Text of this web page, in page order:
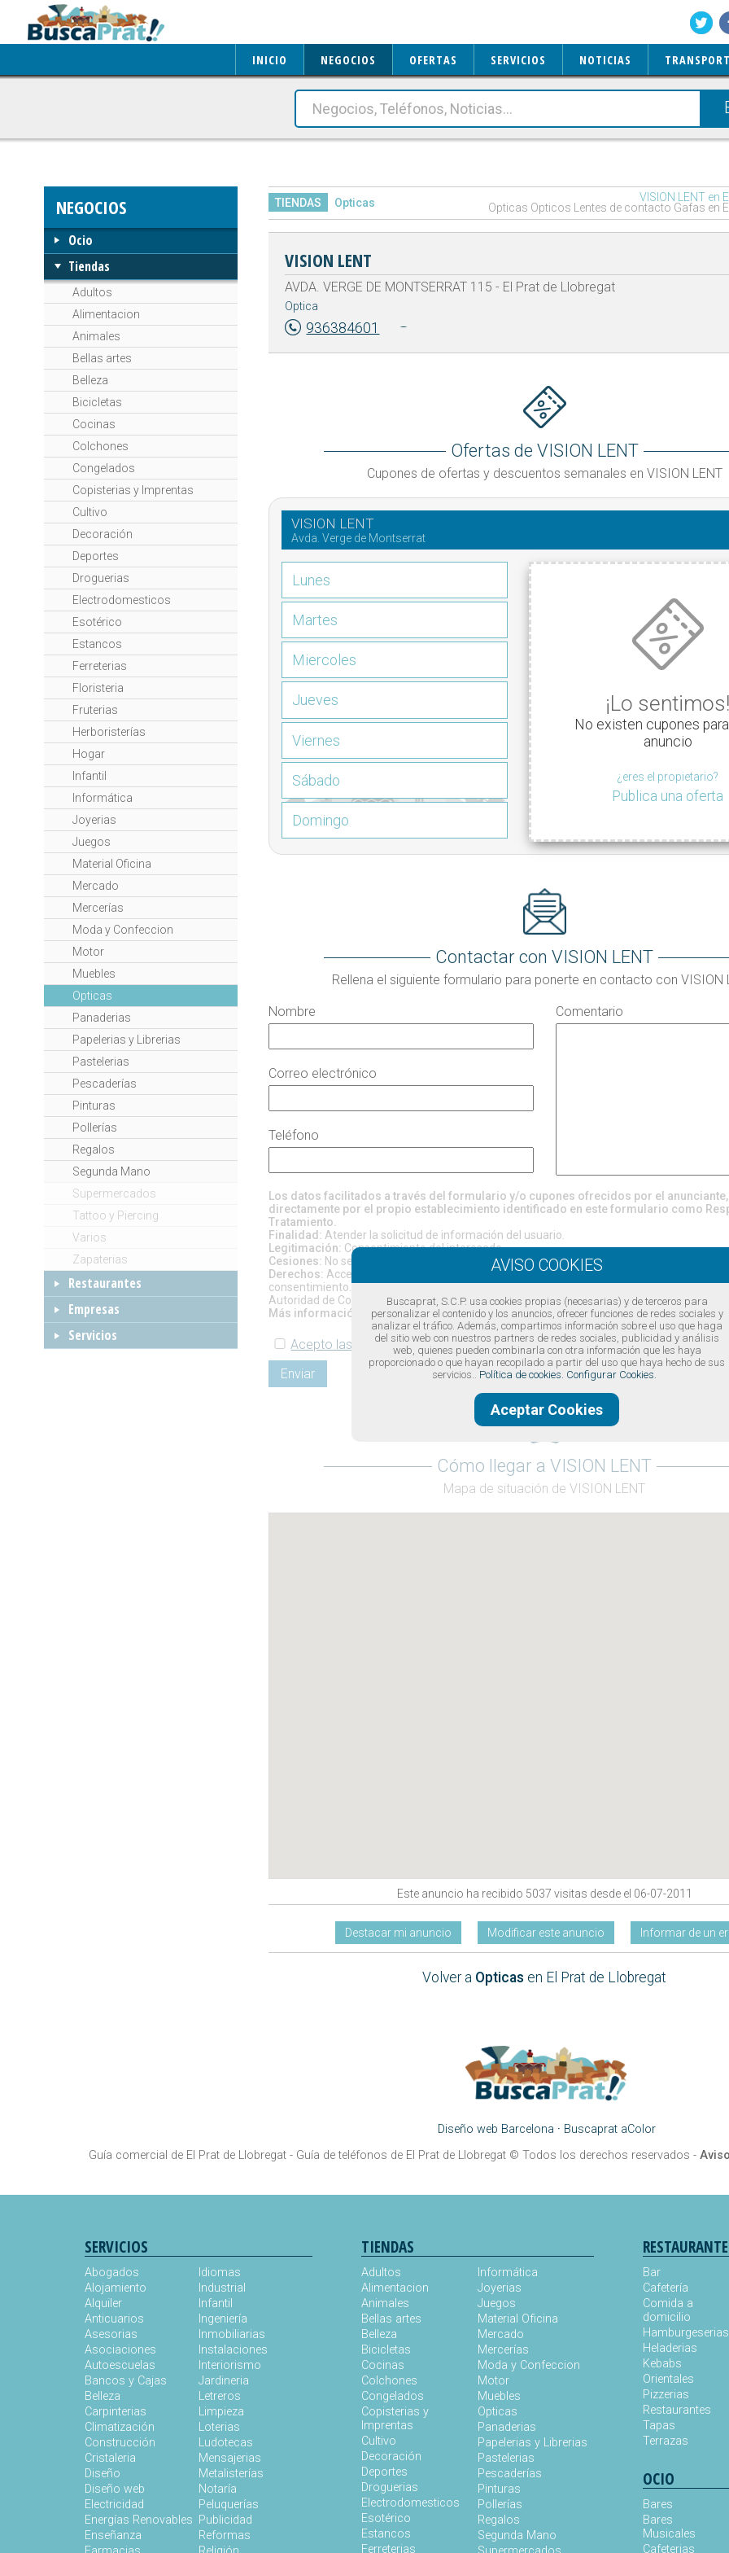
INICIO NEGOCIOS OFERTAS SERVICIOS NOTICIAS
NEGOCIOS
Ocio
Tiendas
Adultos
Alimentacion
Animales
Bellas artes
Belleza
Bicicletas
Cocinas
Colchones
Congelados
Copisterias y Imprentas
Cultivo
Decoración
Deportes
Droguerias
Electrodomesticos
Esotérico
Estancos
Ferreterias
Floristeria
Fruterias
Herboristerías
Hogar
Infantil
Informática
Joyerias
Juegos
Material Oficina
Mercado
Mercerías
Moda y Confeccion
Motor
Muebles
Opticas
Panaderias
Papelerias y Librerias
Pastelerias
Pescaderías
Pinturas
Pollerías
Regalos
Segunda Mano
Supermercados
Tattoo y Piercing
Varios
Zapaterias
Restaurantes
Empresas
Servicios
TIENDAS Opticas
VISION LENT en
Opticas Opticos Lentes de contacto Gafas en
VISION LENT
AVDA. VERGE DE MONTSERRAT 115 - El Prat de Llobregat
Optica
936384601
Ofertas de VISION LENT
Cupones de ofertas y descuentos semanales en VISION LENT
VISION LENT
Avda. Verge de Montserrat
Lunes
Martes
Miercoles
Jueves
Viernes
Sábado
Domingo
¡Lo
No existen cupones
anuncio
¿eres el propietario?
Publica una oferta
Contactar con VISION LENT
Rellena el siguiente formulario para ponerte en contacto con VISION
Nombre
Correo electrónico
Teléfono
Comentario
Los datos facilitados a través del formulario y/o cupones ofrecidos por el
directamente por el propio establecimiento identificado en este formulario como
Tratamiento.
Finalidad: Atender la solicitud de información del usuario.
Legitimación: Consentimiento del interesado.
Cesiones: No se prevén cesiones, excepto por obligación legal o requerimiento judicial.
Derechos: Acceso, rectificación, supresión, oposición, limitación, portabilidad, revocación
consentimiento. Si considera que el tratamiento de sus datos no se ajusta a la normativa,
Autoridad de Control (
www.aepd.es )
Más información:
https://www.buscaprat.com/avisos-legales/privacidad/ia49747
Acepto las condiciones legales
Enviar
Cómo llegar a VISION LENT
Mapa de situación de VISION LENT
Este anuncio ha recibido 5037 visitas desde el 06-07-2011
Destacar mi anuncio Modificar este anuncio Informar de un
Volver a Opticas en El Prat de Llobregat
Diseño web Barcelona · Buscaprat aColor
Guía comercial de El Prat de Llobregat - Guía de teléfonos de El Prat de Llobregat© Todos los derechos reservados -
SERVICIOS
Abogados
Alojamiento
Alquiler
Anticuarios
Asesorias
Asociaciones
Autoescuelas
Bancos y Cajas
Belleza
Carpinterias
Climatización
Construcción
Cristaleria
Diseño
Diseño web
Electricidad
Energías Renovables
Enseñanza
Idiomas
Industrial
Infantil
Ingeniería
Inmobiliarias
Instalaciones
Interiorismo
Jardineria
Letreros
Limpieza
Loterias
Ludotecas
Mensajerias
Metalisterías
Notaría
Peluquerías
Publicidad
Reformas
TIENDAS
Adultos
Alimentacion
Animales
Bellas artes
Belleza
Bicicletas
Cocinas
Colchones
Congelados
Copisterias y
Imprentas
Cultivo
Decoración
Deportes
Droguerias
Electrodomesticos
Esotérico
Estancos
Ferreterias
Informática
Joyerias
Juegos
Material Oficina
Mercado
Mercerías
Moda y Confeccion
Motor
Muebles
Opticas
Panaderias
Papelerias y Librerias
Pastelerias
Pescaderías
Pinturas
Pollerías
Regalos
Segunda Mano
Bar
Cafetería
Comida a
domicilio
Hamburgeserias
Heladerias
Kebabs
Orientales
Pizzerias
Restaurantes
Tapas
Terrazas
OCIO
Bares
Bares
Musicales
Cafeterias
Buscaprat, S.C.P. usa cookies propias (necesarias) y de terceros para
personalizar el contenido y los anuncios, ofrecer funciones de redes sociales y
analizar el tráfico. Además, compartimos información sobre el uso que haga
del sitio web con nuestros partners de redes sociales, publicidad y análisis
web, quienes pueden combinarla con otra información que les haya
proporcionado o que hayan recopilado a partir del uso que haya hecho de sus
servicios.. Política de cookies. Configurar Cookies.
Aceptar Cookies